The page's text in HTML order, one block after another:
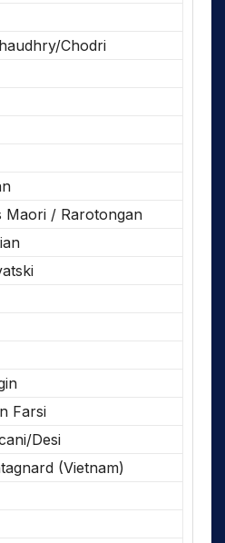
Chodri
Maori / Rarotongan
Farsi
Desi
(Vietnam)